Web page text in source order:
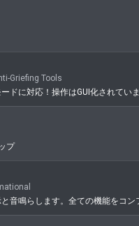
Griefing Tools
ドに対応！操作はGUI化されていま
プ
音鳴らします。全ての機能をコン